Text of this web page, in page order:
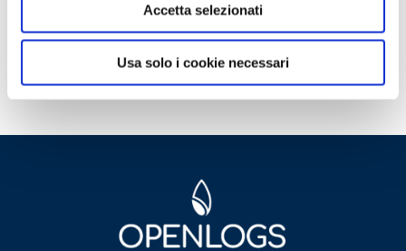
Accetta selezionati
Usa solo i cookie necessari
Non hai le credenziali?Scopri come